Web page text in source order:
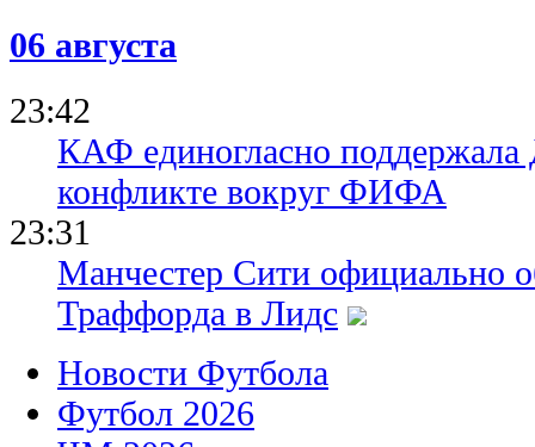
06 августа
23:42
КАФ единогласно
конфликте вокруг ФИФА
23:31
Манчестер Сити официально
Траффорда в Лидс
Новости Футбола
Футбол 2026